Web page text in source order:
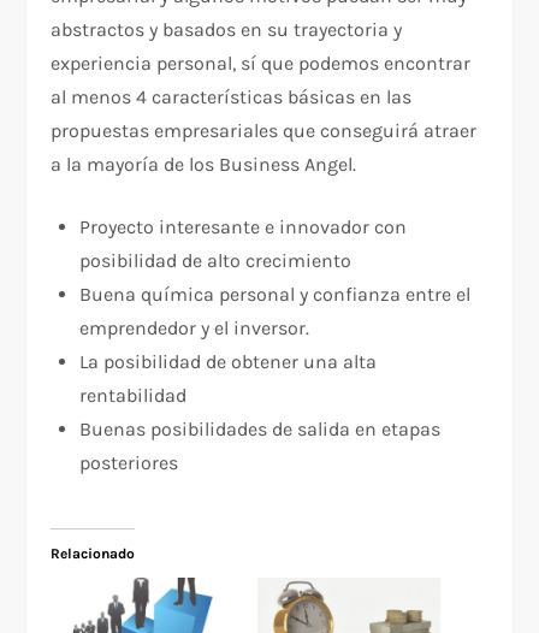
abstractos y basados en su trayectoria y
experiencia personal, sí que podemos encontrar
al menos 4 características básicas en las
propuestas empresariales que conseguirá atraer
a la mayoría de los Business Angel.
Proyecto interesante e innovador con
posibilidad de alto crecimiento
Buena química personal y confianza entre el
emprendedor y el inversor.
La posibilidad de obtener una alta
rentabilidad
Buenas posibilidades de salida en etapas
posteriores
Relacionado